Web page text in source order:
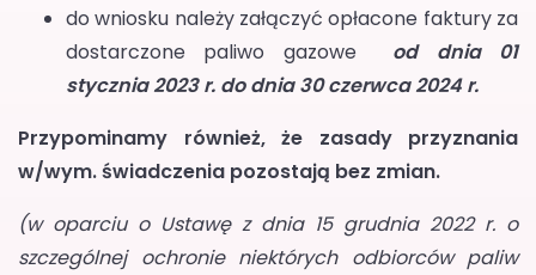
do wniosku należy załączyć opłacone faktury za
dostarczone paliwo gazowe
od dnia 01
stycznia 2023 r. do dnia 30 czerwca 2024 r.
Przypominamy również, że zasady przyznania
w/wym. świadczenia pozostają bez zmian.
(w oparciu o Ustawę z dnia 15 grudnia 2022 r. o
szczególnej ochronie niektórych odbiorców paliw